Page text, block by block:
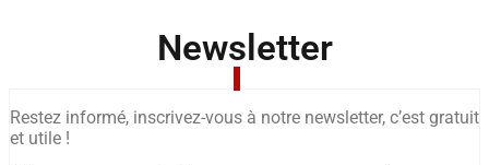
Newsletter
Restez informé, inscrivez-vous à notre newsletter, c’est gratuit
et utile !